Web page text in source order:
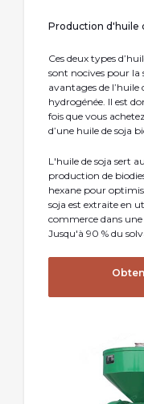
Production d'huile
Ces deux types
sont nocives pour la
avantages de l’huile
hydrogénée. Il est
fois que vous
d’une huile de soja
L'huile de soja sert
production de
hexane pour
soja est extraite en
commerce dans
Jusqu'à 90 % du